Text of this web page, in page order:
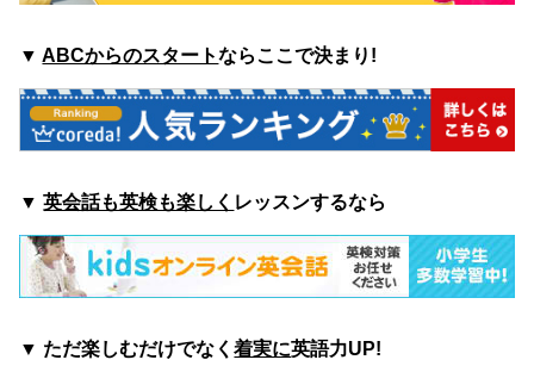
▼ ABCからのスタートならここで決まり!
▼英会話も英検も楽しく レッスンするなら
▼ ただ楽しむだけでなく着実に英語力UP!